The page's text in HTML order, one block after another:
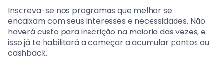
Inscreva-se nos programas que melhor se
encaixam com seus interesses e necessidades. Não
haverá custo para inscrição na maioria das vezes, e
isso já te habilitará a começar a acumular pontos ou
cashback.